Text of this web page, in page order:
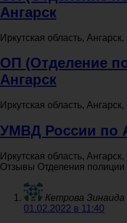
Ангарск
Иркутская область,
ОП (Отделение
Ангарск
Иркутская область,
УМВД России по
Иркутская область,
Отзывы Отделения
Кетрова
01.02.2022 в 11:40